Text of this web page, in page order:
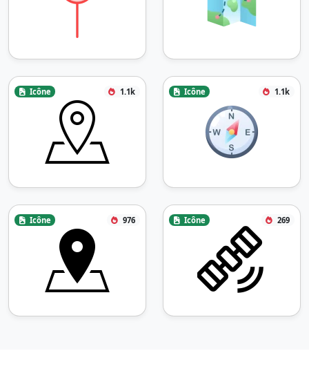
Icône 1.1k Icône 1.1k
Icône 976 Icône 269